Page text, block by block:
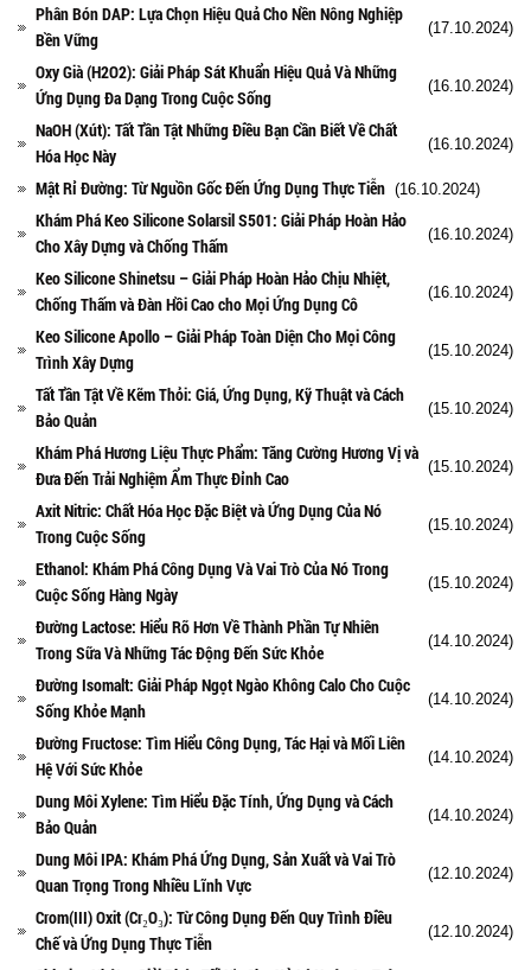
Phân Bón DAP: Lựa Chọn Hiệu Quả Cho Nền Nông Nghiệp
Bền Vững
(17.10.2024)
Oxy Già (H2O2): Giải Pháp Sát Khuẩn Hiệu Quả Và Những
Ứng Dụng Đa Dạng Trong Cuộc Sống
(16.10.2024)
NaOH (Xút): Tất Tần Tật Những Điều Bạn Cần Biết Về Chất
Hóa Học Này
(16.10.2024)
Mật Rỉ Đường: Từ Nguồn Gốc Đến Ứng Dụng Thực Tiễn (16.10.2024)
Khám Phá Keo Silicone Solarsil S501: Giải Pháp Hoàn Hảo
Cho Xây Dựng và Chống Thấm
(16.10.2024)
Keo Silicone Shinetsu – Giải Pháp Hoàn Hảo Chịu Nhiệt,
Chống Thấm và Đàn Hồi Cao cho Mọi Ứng Dụng Cô
(16.10.2024)
Keo Silicone Apollo – Giải Pháp Toàn Diện Cho Mọi Công
Trình Xây Dựng
(15.10.2024)
Tất Tần Tật Về Kẽm Thỏi: Giá, Ứng Dụng, Kỹ Thuật và Cách
Bảo Quản
(15.10.2024)
Khám Phá Hương Liệu Thực Phẩm: Tăng Cường Hương Vị và
Đưa Đến Trải Nghiệm Ẩm Thực Đỉnh Cao
(15.10.2024)
Axit Nitric: Chất Hóa Học Đặc Biệt và Ứng Dụng Của Nó
Trong Cuộc Sống
(15.10.2024)
Ethanol: Khám Phá Công Dụng Và Vai Trò Của Nó Trong
Cuộc Sống Hàng Ngày
(15.10.2024)
Đường Lactose: Hiểu Rõ Hơn Về Thành Phần Tự Nhiên
Trong Sữa Và Những Tác Động Đến Sức Khỏe
(14.10.2024)
Đường Isomalt: Giải Pháp Ngọt Ngào Không Calo Cho Cuộc
Sống Khỏe Mạnh
(14.10.2024)
Đường Fructose: Tìm Hiểu Công Dụng, Tác Hại và Mối Liên
Hệ Với Sức Khỏe
(14.10.2024)
Dung Môi Xylene: Tìm Hiểu Đặc Tính, Ứng Dụng và Cách
Bảo Quản
(14.10.2024)
Dung Môi IPA: Khám Phá Ứng Dụng, Sản Xuất và Vai Trò
Quan Trọng Trong Nhiều Lĩnh Vực
(12.10.2024)
Crom(III) Oxit (Cr₂O₃): Từ Công Dụng Đến Quy Trình Điều
Chế và Ứng Dụng Thực Tiễn
(12.10.2024)